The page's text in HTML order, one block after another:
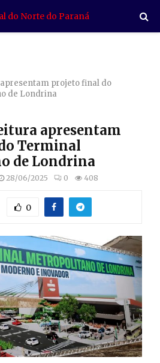
projeto final do
de Londrina
apresentam
Terminal
de Londrina
28/06/2025 0 408
0